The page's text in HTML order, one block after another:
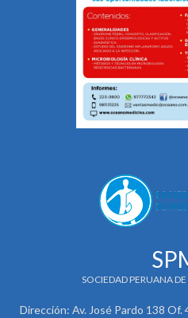
SOCIEDAD PERUANA
Dirección: Av. José Pardo 138